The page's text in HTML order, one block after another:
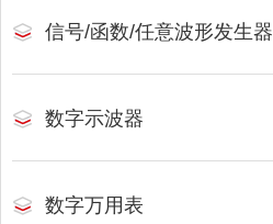
信号/函数/任意波形发生器
数字示波器
数字万用表